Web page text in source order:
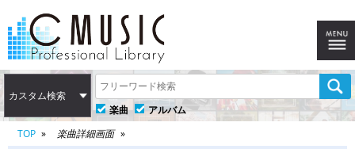
カスタム検索
楽曲
アルバム
TOP
楽曲詳細画面